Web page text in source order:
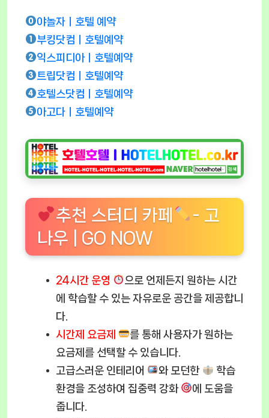
야놀자ㅣ호텔 예약
부킹닷컴ㅣ호텔예약
익스피디아ㅣ호텔예약
트립닷컴ㅣ호텔예약
호텔스닷컴ㅣ호텔예약
아고다ㅣ호텔예약
추천 스터디 카페
- 고
나우 | GO NOW
24시간 운영
으로 언제든지 원하는 시간
에 학습할 수 있는 자유로운 공간을 제공합니
다.
시간제 요금제
를 통해 사용자가 원하는
요금제를 선택할 수 있습니다.
고급스러운 인테리어
와 모던한
학습
환경을 조성하여 집중력 강화
에 도움을
줍니다.